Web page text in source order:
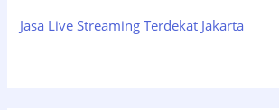
Jasa Live Streaming Terdekat Jakarta